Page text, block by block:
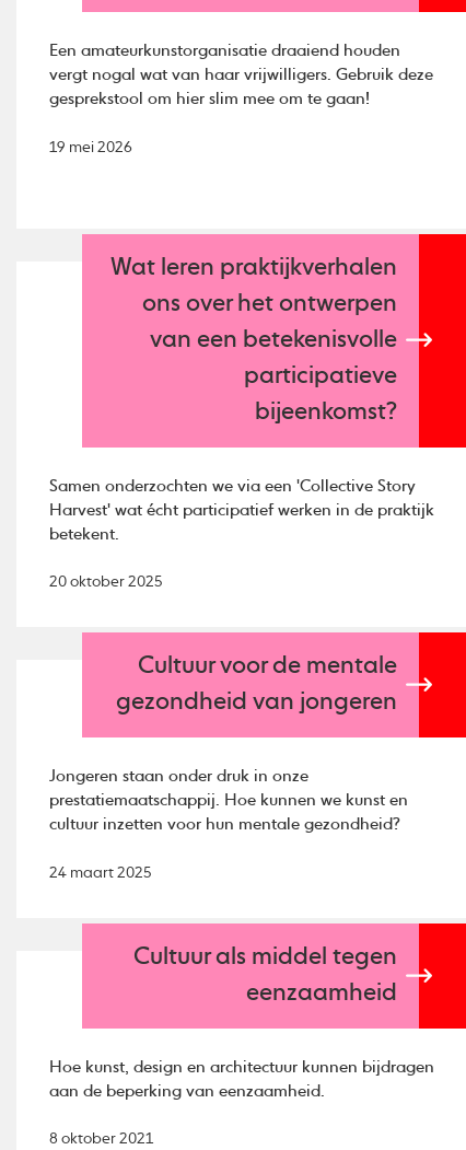
Een amateurkunstorganisatie draaiend houden
vergt nogal wat van haar vrijwilligers. Gebruik deze
gesprekstool om hier slim mee om te gaan!
19 mei 2026
Wat leren praktijkverhalen
ons over het ontwerpen
van een betekenisvolle
participatieve
bijeenkomst?
Samen onderzochten we via een 'Collective Story
Harvest' wat écht participatief werken in de praktijk
betekent.
20 oktober 2025
Cultuur voor de mentale
gezondheid van jongeren
Jongeren staan onder druk in onze
prestatiemaatschappij. Hoe kunnen we kunst en
cultuur inzetten voor hun mentale gezondheid?
24 maart 2025
Cultuur als middel tegen
eenzaamheid
Hoe kunst, design en architectuur kunnen bijdragen
aan de beperking van eenzaamheid.
8 oktober 2021